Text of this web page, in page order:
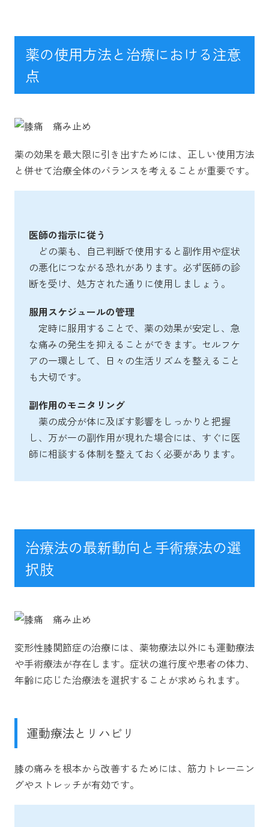
薬の使用方法と治療における注意
点
薬の効果を最大限に引き出すためには、正しい使用方法
と併せて治療全体のバランスを考えることが重要です。
医師の指示に従う
どの薬も、自己判断で使用すると副作用や症状
の悪化につながる恐れがあります。必ず医師の診
断を受け、処方された通りに使用しましょう。
服用スケジュールの管理
定時に服用することで、薬の効果が安定し、急
な痛みの発生を抑えることができます。セルフケ
アの一環として、日々の生活リズムを整えること
も大切です。
副作用のモニタリング
薬の成分が体に及ぼす影響をしっかりと把握
し、万が一の副作用が現れた場合には、すぐに医
師に相談する体制を整えておく必要があります。
治療法の最新動向と手術療法の選
択肢
変形性膝関節症の治療には、薬物療法以外にも運動療法
や手術療法が存在します。症状の進行度や患者の体力、
年齢に応じた治療法を選択することが求められます。
運動療法とリハビリ
膝の痛みを根本から改善するためには、筋力トレーニン
グやストレッチが有効です。